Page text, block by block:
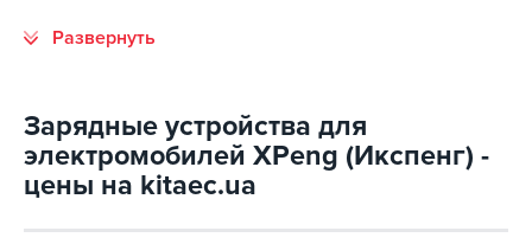
Зарядные устройства для
электромобилей XPeng (Икспенг) -
цены на kitaec.ua